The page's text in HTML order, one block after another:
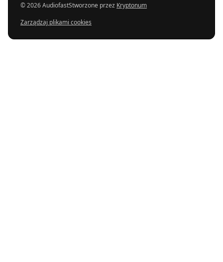
© 2026 AudiofastStworzone przez Kryptonum
Zarządzaj plikami cookies